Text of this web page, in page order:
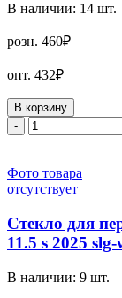
В наличии: 14 шт.
розн. 460₽
опт. 432₽
В корзину
-
Фото товара
отсутствует
Стекло для
11.5 s 2025
В наличии: 9 шт.